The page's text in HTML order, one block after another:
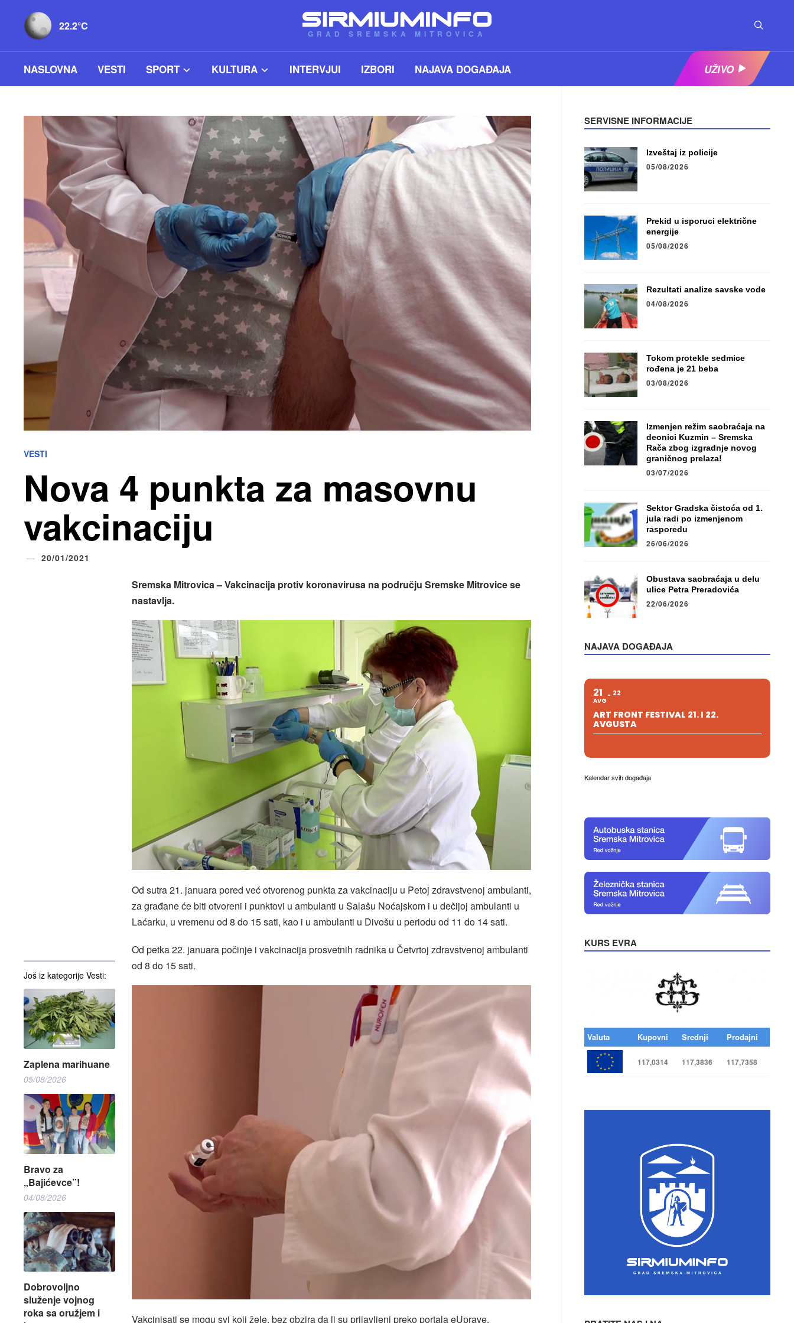
22.2°C
GRAD SREMSKA MITROVICA
NASLOVNA VESTI SPORT KULTURA INTERVJUI IZBORI NAJAVA DOGAĐAJA UŽIVO
VESTI
Nova 4 punkta za masovnu
vakcinaciju
20/01/2021
Još iz kategorije Vesti:
Zaplena marihuane
05/08/2026
Bravo za
„Bajićevce”!
04/08/2026
Dobrovoljno
služenje vojnog
roka sa oružjem i
Sremska Mitrovica – Vakcinacija protiv koronavirusa na području Sremske Mitrovice se
nastavlja.
Od sutra 21. januara pored već otvorenog punkta za vakcinaciju u Petoj zdravstvenoj ambulanti,
za građane će biti otvoreni i punktovi u ambulanti u Salašu Noćajskom i u dečijoj ambulanti u
Laćarku, u vremenu od 8 do 15 sati, kao i u ambulanti u Divošu u periodu od 11 do 14 sati.
Od petka 22. januara počinje i vakcinacija prosvetnih radnika u Četvrtoj zdravstvenoj ambulanti
od 8 do 15 sati.
Vakcinisati se mogu svi koji žele, bez obzira da li su prijavljeni preko portala eUprave.
SERVISNE INFORMACIJE
Izveštaj iz policije
05/08/2026
Prekid u isporuci električne
energije
05/08/2026
Rezultati analize savske vode
04/08/2026
Tokom protekle sedmice
rođena je 21 beba
03/08/2026
Izmenjen režim saobraćaja na
deonici Kuzmin – Sremska
Rača zbog izgradnje novog
graničnog prelaza!
03/07/2026
Sektor Gradska čistoća od 1.
jula radi po izmenjenom
rasporedu
26/06/2026
Obustava saobraćaja u delu
ulice Petra Preradovića
22/06/2026
NAJAVA DOGAĐAJA
21
AVG
22
ART FRONT FESTIVAL 21. I 22.
AVGUSTA
Kalendar svih događaja
KURS EVRA
Valuta Kupovni Srednji Prodajni
117,0314 117,3836 117,7358